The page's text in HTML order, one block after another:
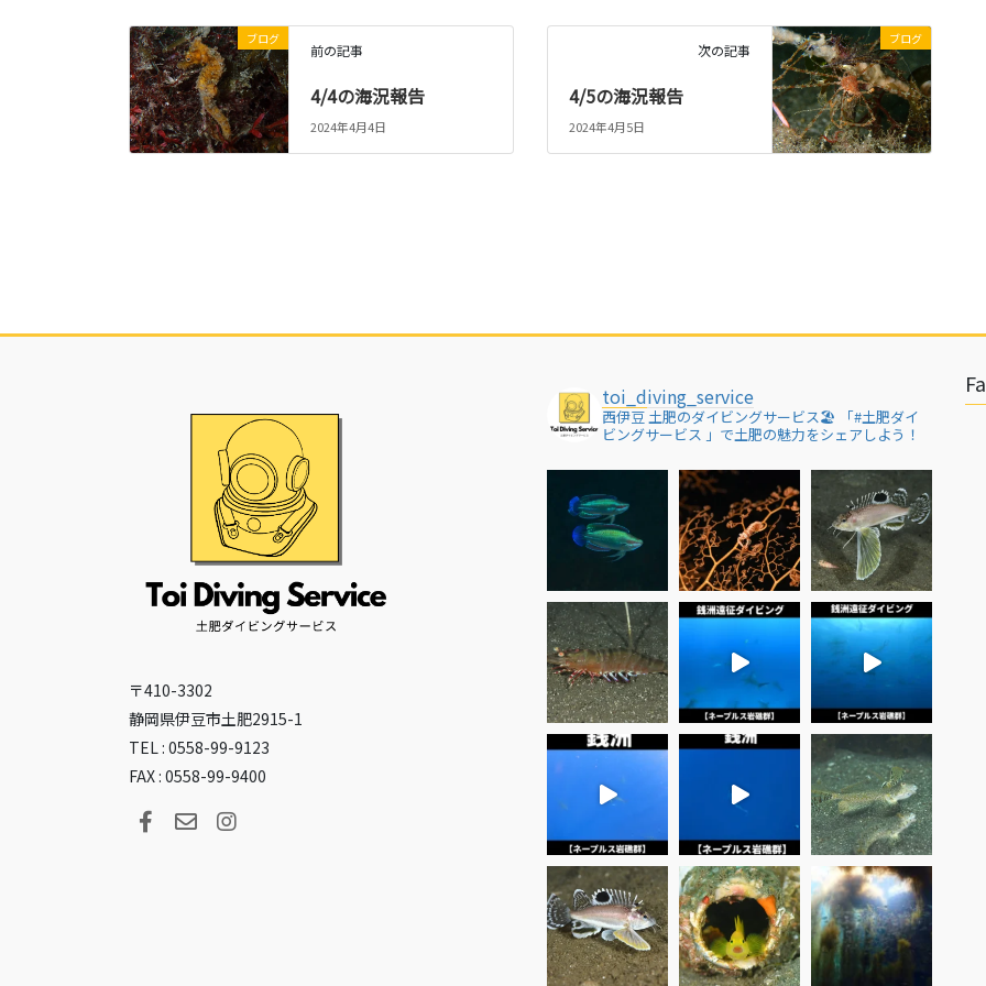
ブログ
前の記事
4/4の海況報告
2024年4月4日
ブログ
次の記事
4/5の海況報告
2024年4月5日
〒410-3302
静岡県伊豆市土肥2915-1
TEL : 0558-99-9123
FAX : 0558-99-9400
toi_diving_service
西伊豆 土肥のダイビングサービス🏖
「#土肥ダイ
ビングサービス 」で土肥の魅力をシェアしよう！